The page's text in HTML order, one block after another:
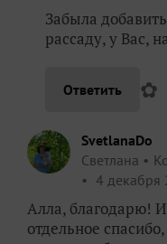
Забыла
рассаду, у Вас,
Ответить ✿
SvetlanaDo
Светлана
4 декабря
Алла, благодарю!
отдельное